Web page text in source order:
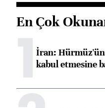
En Çok
1İran: Hürmüz'ün
kabul etmesine